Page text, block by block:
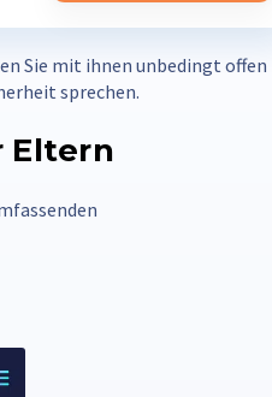
Sie mit ihnen unbedingt offen
sprechen.
Eltern